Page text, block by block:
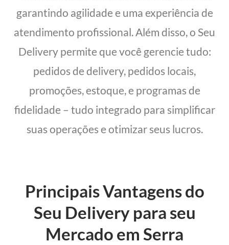
garantindo agilidade e uma experiência de
atendimento profissional. Além disso, o Seu
Delivery permite que você gerencie tudo:
pedidos de delivery, pedidos locais,
promoções, estoque, e programas de
fidelidade – tudo integrado para simplificar
suas operações e otimizar seus lucros.
Principais Vantagens do
Seu Delivery para seu
Mercado em Serra